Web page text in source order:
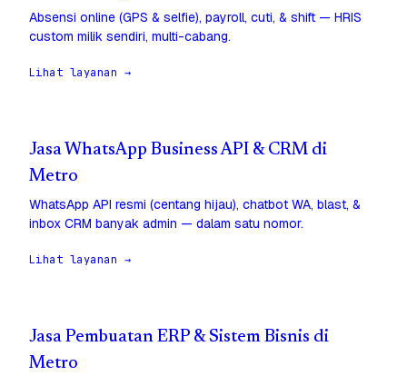
Absensi online (GPS & selfie), payroll, cuti, & shift — HRIS
custom milik sendiri, multi-cabang.
Lihat layanan →
Jasa WhatsApp Business API & CRM di
Metro
WhatsApp API resmi (centang hijau), chatbot WA, blast, &
inbox CRM banyak admin — dalam satu nomor.
Lihat layanan →
Jasa Pembuatan ERP & Sistem Bisnis di
Metro